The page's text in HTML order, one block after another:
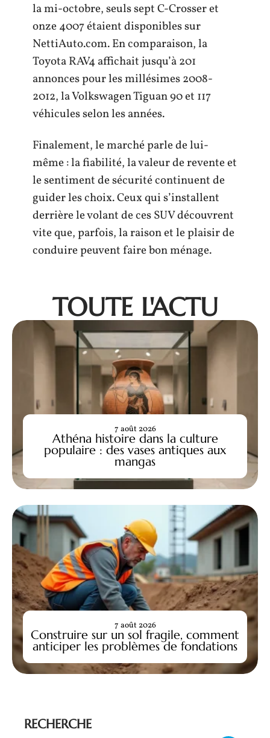
la mi-octobre, seuls sept C-Crosser et
onze 4007 étaient disponibles sur
NettiAuto.com. En comparaison, la
Toyota RAV4 affichait jusqu’à 201
annonces pour les millésimes 2008-
2012, la Volkswagen Tiguan 90 et 117
véhicules selon les années.
Finalement, le marché parle de lui-
même : la fiabilité, la valeur de revente et
le sentiment de sécurité continuent de
guider les choix. Ceux qui s’installent
derrière le volant de ces SUV découvrent
vite que, parfois, la raison et le plaisir de
conduire peuvent faire bon ménage.
TOUTE L'ACTU
Athéna histoire dans la culture
populaire : des vases antiques aux
mangas
7 août 2026
Construire sur un sol fragile, comment
anticiper les problèmes de fondations
7 août 2026
RECHERCHE